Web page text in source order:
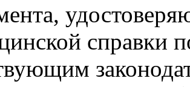
справки